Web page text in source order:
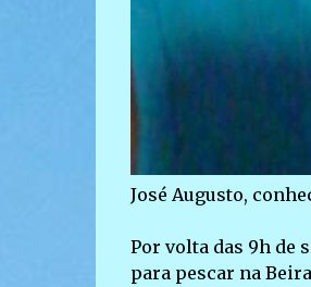
José Augusto,
Por volta das 9h de
para pescar na